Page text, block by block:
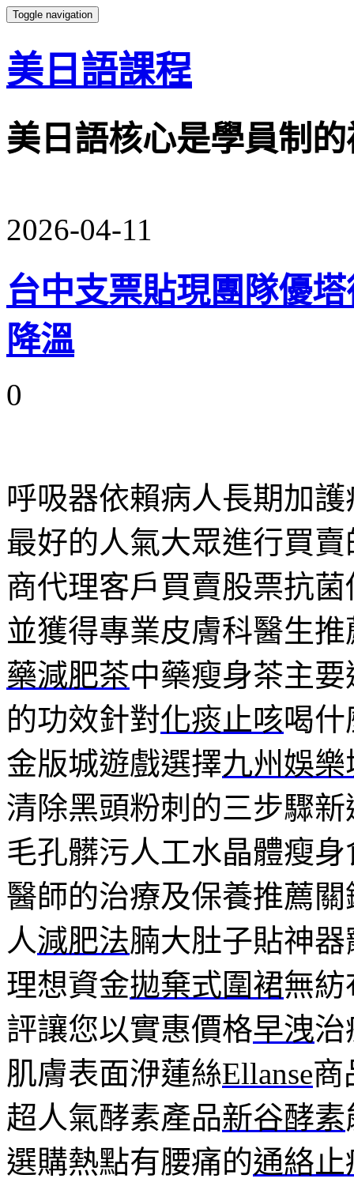
Toggle navigation
美日語課程
美日語核心是學員制
2026-04-11
台中支票貼現團隊優
降溫
0
呼吸器依賴病人長期加護
最好的人氣大眾進行買
商代理客戶買賣股票抗
並獲得專業皮膚科醫生
藥減肥茶中藥瘦身茶主
的功效針對化痰止咳喝
金版城遊戲選擇九州娛樂
清除黑頭粉刺的三步驟新
毛孔髒污人工水晶體瘦
醫師的治療及保養推薦
人減肥法腩大肚子貼神
理想資金拋棄式圍裙無紡
評讓您以實惠價格早洩治
肌膚表面洢蓮絲Ellanse商
超人氣酵素產品新谷酵素
選購熱點有腰痛的通絡止